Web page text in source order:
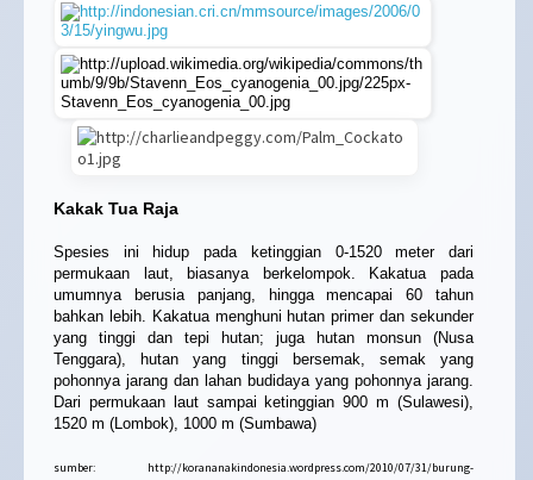
Kakak Tua Raja
Spesies ini hidup pada ketinggian 0-1520 meter dari
permukaan laut, biasanya berkelompok. Kakatua pada
umumnya berusia panjang, hingga mencapai 60 tahun
bahkan lebih. Kakatua menghuni hutan primer dan sekunder
yang tinggi dan tepi hutan; juga hutan monsun (Nusa
Tenggara), hutan yang tinggi bersemak, semak yang
pohonnya jarang dan lahan budidaya yang pohonnya jarang.
Dari permukaan laut sampai ketinggian 900 m (Sulawesi),
1520 m (Lombok), 1000 m (Sumbawa)
sumber: http://korananakindonesia.wordpress.com/2010/07/31/burung-